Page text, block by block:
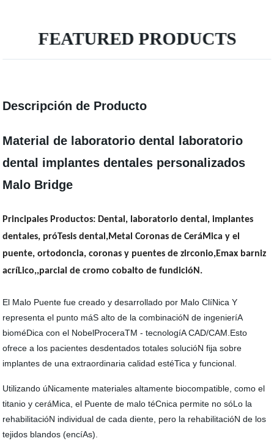
FEATURED PRODUCTS
Descripción de Producto
Material de laboratorio dental laboratorio
dental implantes dentales personalizados
Malo Bridge
Principales Productos: Dental, laboratorio dental, implantes
dentales, próTesis dental,Metal Coronas de CeráMica y el
puente, ortodoncia, coronas y puentes de zirconio,Emax barniz
acríLico,,parcial de cromo cobalto de fundicióN.
El Malo Puente fue creado y desarrollado por Malo ClíNica Y
representa el punto máS alto de la combinacióN de ingenieríA
bioméDica con el NobelProceraTM - tecnologíA CAD/CAM.Esto
ofrece a los pacientes desdentados totales solucióN fija sobre
implantes de una extraordinaria calidad estéTica y funcional.
Utilizando úNicamente materiales altamente biocompatible, como el
titanio y ceráMica, el Puente de malo téCnica permite no sóLo la
rehabilitacióN individual de cada diente, pero la rehabilitacióN de los
tejidos blandos (encíAs).